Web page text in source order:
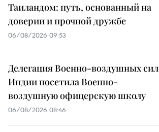
Таиландом: путь, основанный на
доверии и прочной дружбе
06/08/2026 09:53
Делегация Военно-воздушных сил
Индии посетила Военно-
воздушную офицерскую школу
06/08/2026 08:46